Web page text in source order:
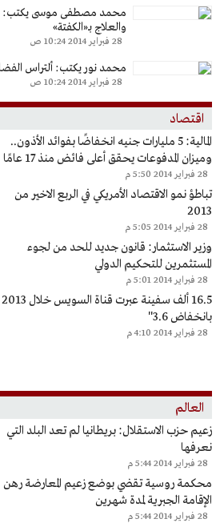
محمد مصطفى موسى يكتب:
والعلاج بـ«الكفتة»
28 فبراير 2014 10:24 ص
محمد نور يكتب: ألتراس
28 فبراير 2014 10:24 ص
اقتصاد
المالية: 5 مليارات جنيه انخفاضًا بفوائد الأذون..
وميزان المدفوعات يحقق أعلى فائض منذ 17 عامًا
28 فبراير 2014 5:50 م
تباطؤ نمو الاقتصاد الأمريكي في الربع الاخير من
2013
28 فبراير 2014 5:05 م
وزير الاستثمار: قانون جديد للحد من لجوء
المستثمرين للتحكيم الدولي
28 فبراير 2014 5:01 م
16.5 ألف سفينة عبرت قناة السويس خلال 2013
بانخفاض 3.6''
28 فبراير 2014 4:10 م
العالم
زعيم حزب الاستقلال: بريطانيا لم تعد البلد التي
نعرفها
28 فبراير 2014 5:44 م
محكمة روسية تقضي بوضع زعيم المعارضة رهن
الإقامة الجبرية لمدة شهرين
28 فبراير 2014 5:44 م